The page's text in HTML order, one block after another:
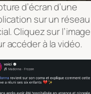
d’écran d’une
sur un réseau
Cliquez sur l’image
accéder à la vidéo.